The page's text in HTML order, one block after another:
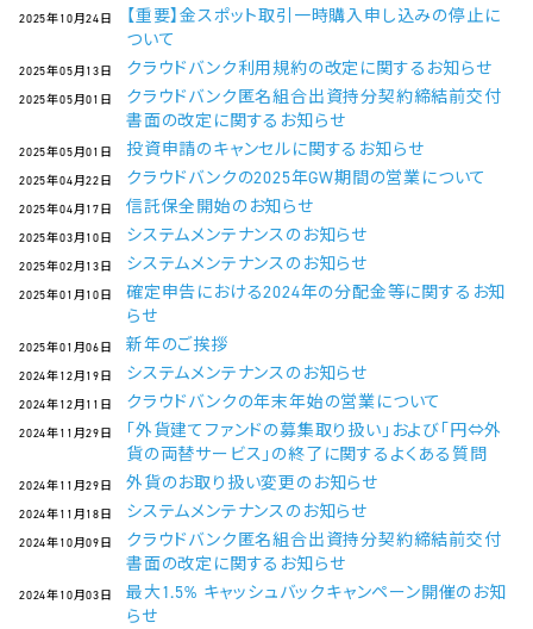
2025年10月24日
【重要】金スポット取引一時購入申し込みの停止に
ついて
2025年05月13日 クラウドバンク利用規約の改定に関するお知らせ
2025年05月01日
クラウドバンク匿名組合出資持分契約締結前交付
書面の改定に関するお知らせ
2025年05月01日 投資申請のキャンセルに関するお知らせ
2025年04月22日 クラウドバンクの2025年GW期間の営業について
2025年04月17日 信託保全開始のお知らせ
2025年03月10日 システムメンテナンスのお知らせ
2025年02月13日 システムメンテナンスのお知らせ
2025年01月10日
確定申告における2024年の分配金等に関するお知
らせ
2025年01月06日 新年のご挨拶
2024年12月19日 システムメンテナンスのお知らせ
2024年12月11日 クラウドバンクの年末年始の営業について
2024年11月29日
「外貨建てファンドの募集取り扱い」および「円⇔外
貨の両替サービス」の終了に関するよくある質問
2024年11月29日 外貨のお取り扱い変更のお知らせ
2024年11月18日 システムメンテナンスのお知らせ
2024年10月09日
クラウドバンク匿名組合出資持分契約締結前交付
書面の改定に関するお知らせ
2024年10月03日
最大1.5% キャッシュバックキャンペーン開催のお知
らせ